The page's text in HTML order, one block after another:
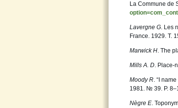
La Commune de
Lavergne G. Les
France. 1929. T.
Marwick H. The
Mills A. D. Place-
Moody R. “I
1981. № 39. P.
Nègre E.